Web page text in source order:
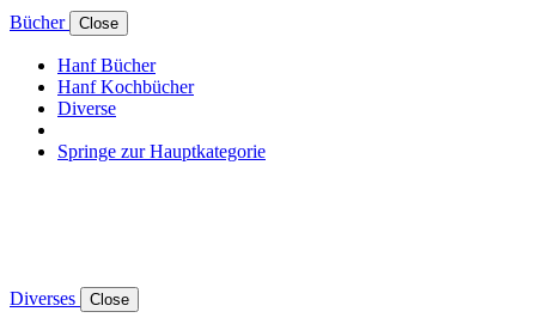
Bücher Close
Hanf Bücher
Hanf Kochbücher
Diverse
Springe zur Hauptkategorie
Diverses Close